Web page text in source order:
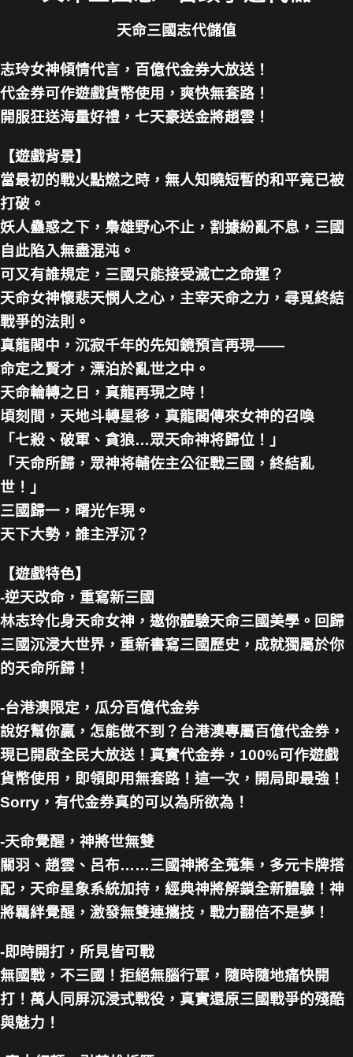
天命三國志代儲值
志玲女神傾情代言，百億代金券大放送！
代金券可作遊戲貨幣使用，爽快無套路！
開服狂送海量好禮，七天豪送金將趙雲！
【遊戲背景】
當最初的戰火點燃之時，無人知曉短暫的和平竟已被
打破。
妖人蠱惑之下，梟雄野心不止，割據紛亂不息，三國
自此陷入無盡混沌。
可又有誰規定，三國只能接受滅亡之命運？
天命女神懷悲天憫人之心，主宰天命之力，尋覓終結
戰爭的法則。
真龍閣中，沉寂千年的先知鏡預言再現——
命定之賢才，漂泊於亂世之中。
天命輪轉之日，真龍再現之時！
頃刻間，天地斗轉星移，真龍閣傳來女神的召喚
「七殺、破軍、貪狼…眾天命神将歸位！」
「天命所歸，眾神将輔佐主公征戰三國，終結亂
世！」
三國歸一，曙光乍現。
天下大勢，誰主浮沉？
【遊戲特色】
-逆天改命，重寫新三國
林志玲化身天命女神，邀你體驗天命三國美學。回歸
三國沉浸大世界，重新書寫三國歷史，成就獨屬於你
的天命所歸！
-台港澳限定，瓜分百億代金券
說好幫你贏，怎能做不到？台港澳專屬百億代金券，
現已開啟全民大放送！真實代金券，100%可作遊戲
貨幣使用，即領即用無套路！這一次，開局即最強！
Sorry，有代金券真的可以為所欲為！
-天命覺醒，神將世無雙
關羽、趙雲、呂布……三國神將全蒐集，多元卡牌搭
配，天命星象系統加持，經典神將解鎖全新體驗！神
將羈絆覺醒，激發無雙連攜技，戰力翻倍不是夢！
-即時開打，所見皆可戰
無國戰，不三國！拒絕無腦行軍，隨時隨地痛快開
打！萬人同屏沉浸式戰役，真實還原三國戰爭的殘酷
與魅力！